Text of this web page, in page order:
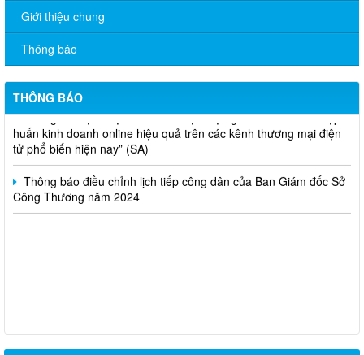
Giới thiệu chung
Thông báo
THÔNG BÁO
V/v đề nghị báo cáo hệ thống phân phối, nhãn hiệu hàng hóa
và hoạt động mua bán khí trên địa bàn tỉnh năm 2025 (nhắc lần
Thông báo lựa chọn nhà thầu thực hiện gói thầu: “tổ chức tập
huấn kinh doanh online hiệu quả trên các kênh thương mại điện
tử phổ biến hiện nay” (SA)
Thông báo điều chỉnh lịch tiếp công dân của Ban Giám đốc Sở
Công Thương năm 2024